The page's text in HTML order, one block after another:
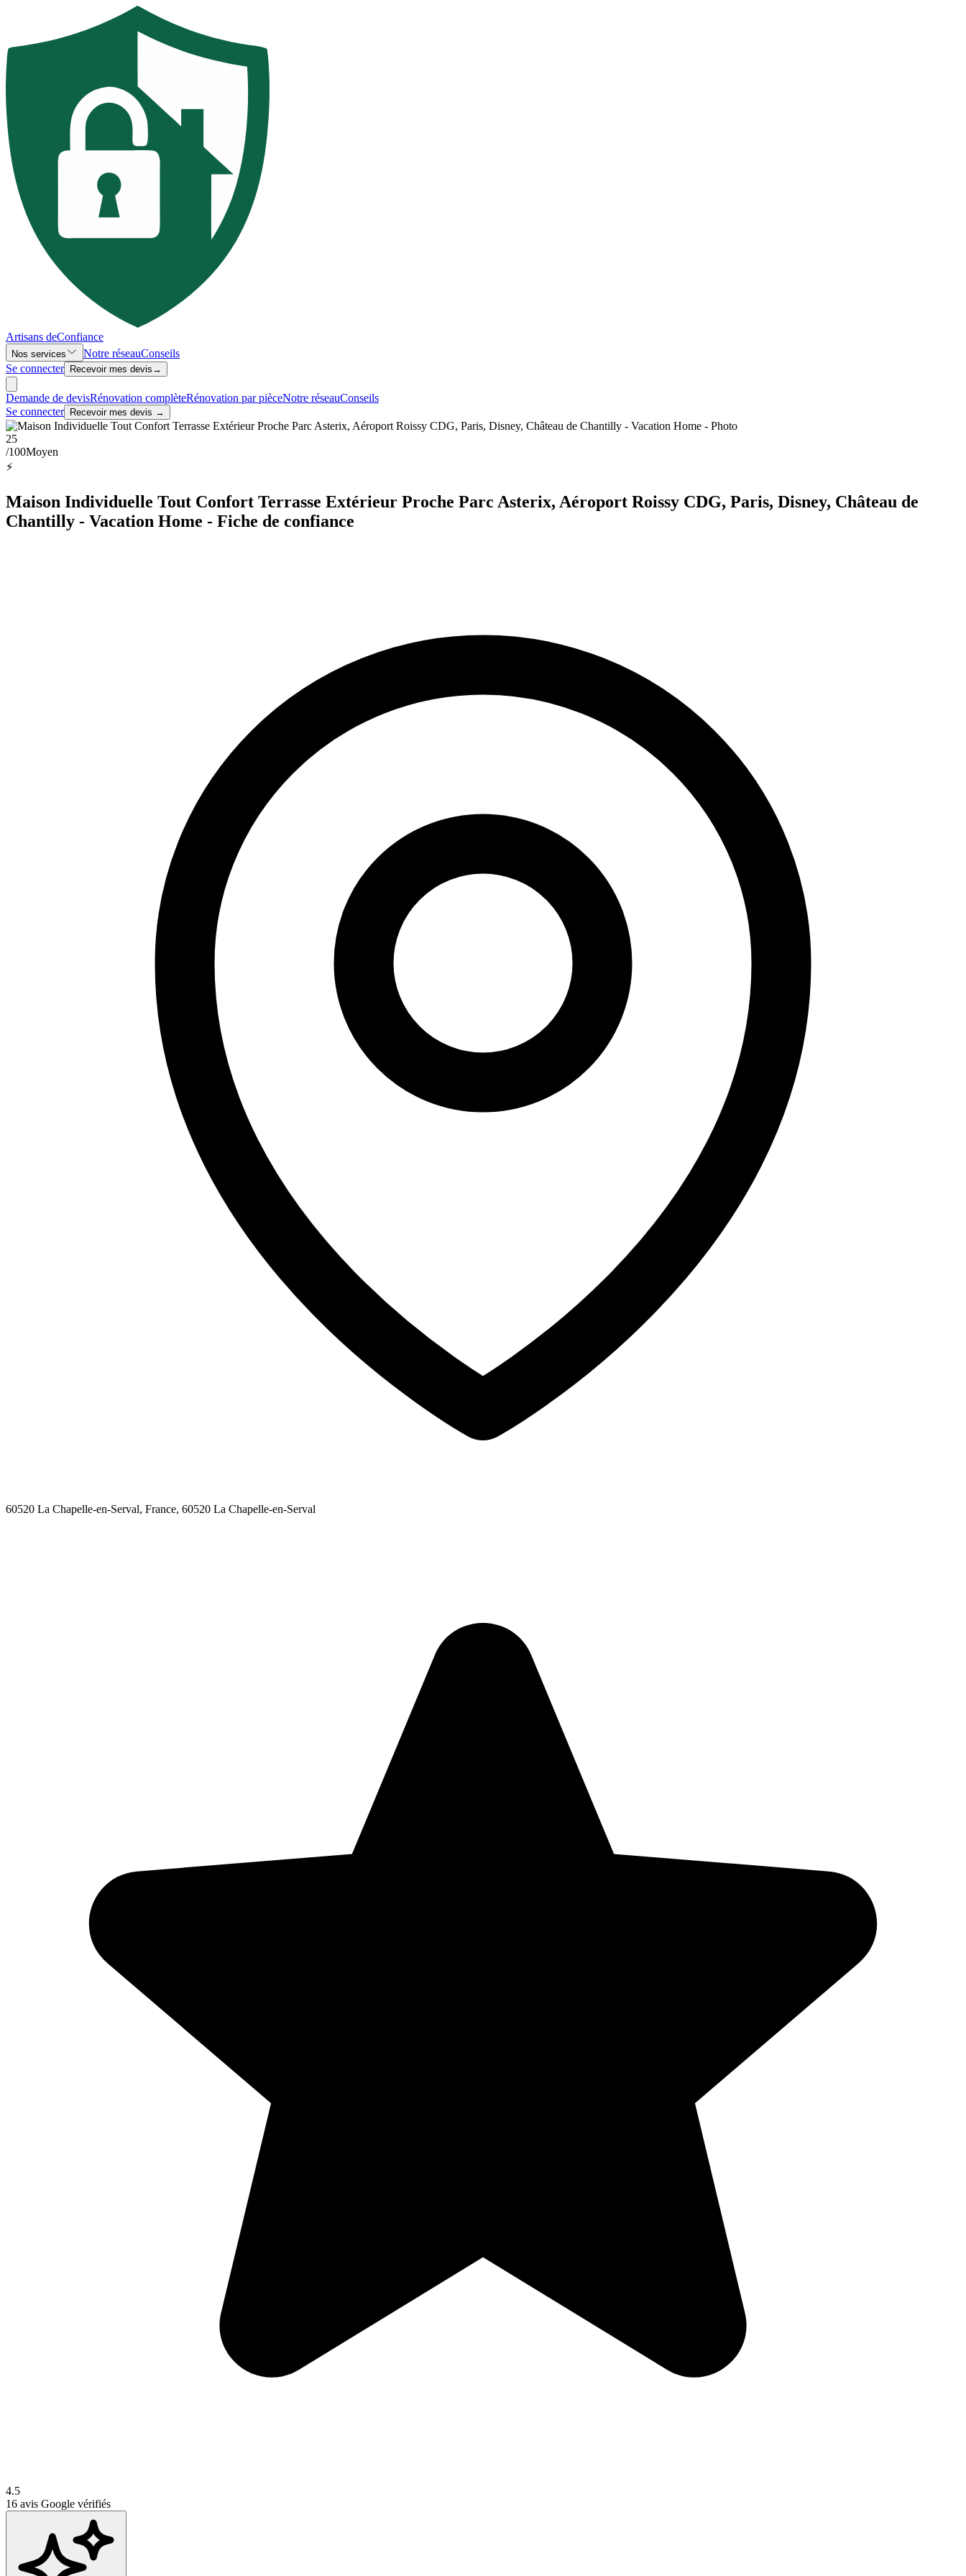
Artisans deConfiance
Nos services Notre réseauConseils
Se connecter
Recevoir mes devis →
Demande de devisRénovation complèteRénovation par pièceNotre réseauConseils
Se connecter
Recevoir mes devis →
25
/100Moyen
⚡
Maison Individuelle Tout Confort Terrasse Extérieur Proche Parc Asterix, Aéroport Roissy CDG, Paris, Disney, Château de
Chantilly - Vacation Home - Fiche de confiance
60520 La Chapelle-en-Serval, France, 60520 La Chapelle-en-Serval
4.5
16 avis Google vérifiés